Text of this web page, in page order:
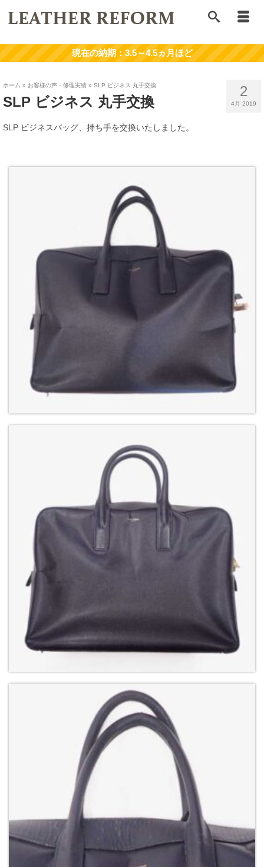
2
4月 2019
ホーム » お客様の声・修理実績 » SLP ビジネス 丸手交換
SLP ビジネス 丸手交換
SLP ビジネスバッグ、持ち手を交換いたしました。